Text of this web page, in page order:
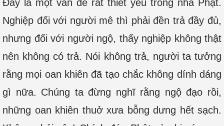
Đây là một vấn đề rất thiết yếu trong nhà Phật.
Nghiệp đối với người mê thì phải đền trả đầy đủ,
nhưng đối với người ngộ, thấy nghiệp không thật
nên không có trả. Nói không trả, người ta tưởng
rằng mọi oan khiên đã tạo chắc không dính dáng
gì nữa. Chúng ta đừng nghĩ rằng ngộ đạo rồi,
những oan khiên thuở xưa bỗng dưng hết sạch.